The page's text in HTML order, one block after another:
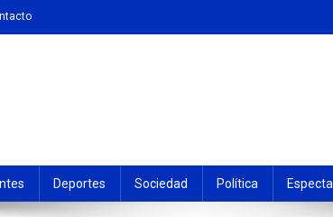
Deportes Sociedad Política